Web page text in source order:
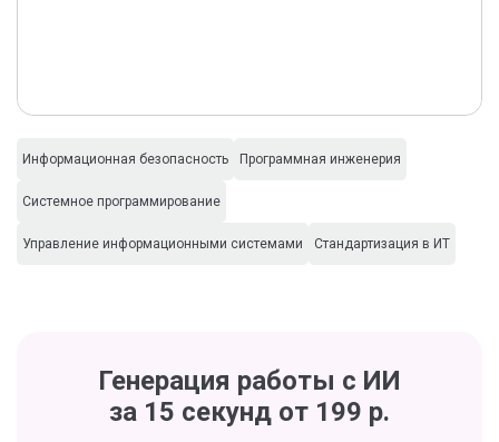
Информационная безопасность Программная инженерия
Системное программирование
Управление информационными системами Стандартизация в ИТ
Генерация работы с ИИ
за 15 секунд от 199 р.